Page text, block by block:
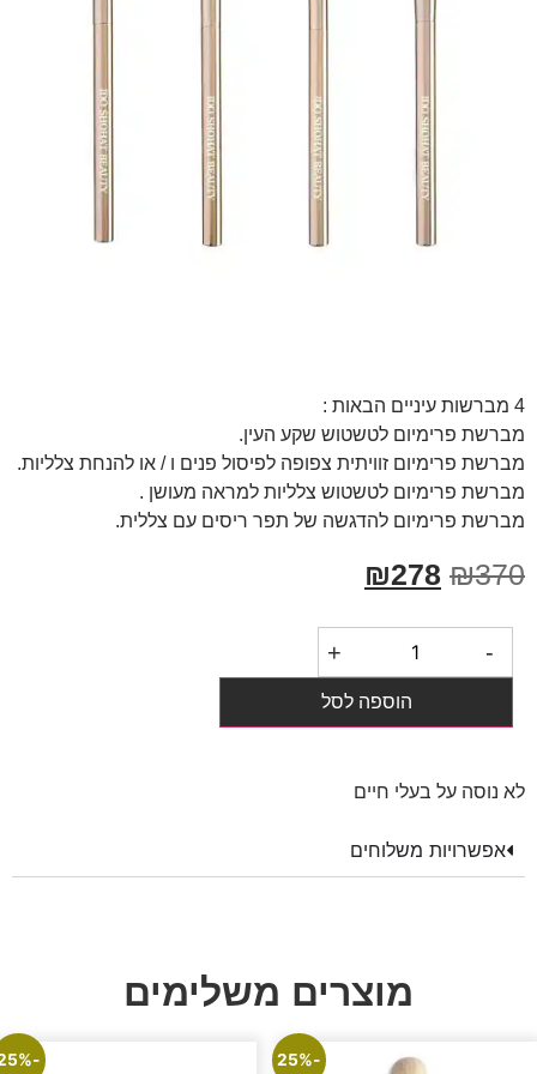
4 מברשות עיניים הבאות :
מברשת פרימיום לטשטוש שקע העין.
מברשת פרימיום זוויתית צפופה לפיסול פנים ו / או להנחת צלליות.
מברשת פרימיום לטשטוש צלליות למראה מעושן .
מברשת פרימיום להדגשה של תפר ריסים עם צללית.
₪370
₪278
+
הוספה לסל
לא נוסה על בעלי חיים
אפשרויות משלוחים
מוצרים משלימים
-25%
-25%